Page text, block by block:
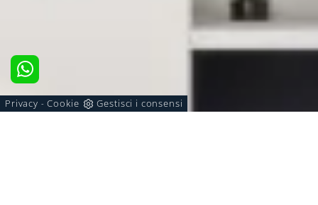
Privacy -Cookie Gestisci i consensi